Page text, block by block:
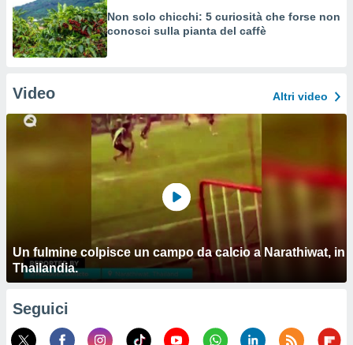
Non solo chicchi: 5 curiosità che forse non
conosci sulla pianta del caffè
Video Altri video
Un fulmine colpisce un campo da calcio a Narathiwat, in
Thailandia.
Seguici